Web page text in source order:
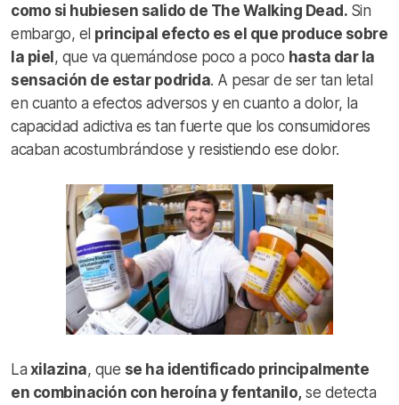
como si hubiesen salido de The Walking Dead. Sin
embargo, el principal efecto es el que produce sobre
la piel, que va quemándose poco a poco hasta dar la
sensación de estar podrida. A pesar de ser tan letal
en cuanto a efectos adversos y en cuanto a dolor, la
capacidad adictiva es tan fuerte que los consumidores
acaban acostumbrándose y resistiendo ese dolor.
La xilazina, que se ha identificado principalmente
en combinación con heroína y fentanilo, se detecta